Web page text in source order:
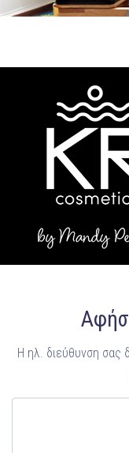
Η ηλ. διεύθυνση σας